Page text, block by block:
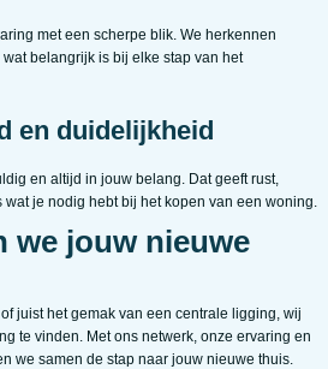
met een scherpe blik. We herkennen
belangrijk is bij elke stap van het
en duidelijkheid
en altijd in jouw belang. Dat geeft rust,
je nodig hebt bij het kopen van een woning.
we jouw nieuwe
juist het gemak van een centrale ligging, wij
te vinden. Met ons netwerk, onze ervaring en
we samen de stap naar jouw nieuwe thuis.